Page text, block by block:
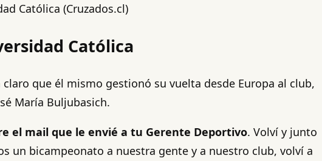
Católica (Cruzados.cl)
Católica
que él mismo gestionó su vuelta desde Europa al club,
María Buljubasich.
el mail que le envié a tu Gerente Deportivo. Volví y junto
un bicampeonato a nuestra gente y a nuestro club, volví a